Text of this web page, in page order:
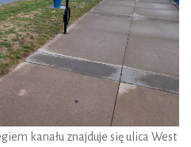
kanału znajduje się ulica West